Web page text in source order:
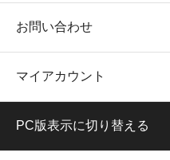
お問い合わせ
マイアカウント
PC版表示に切り替える